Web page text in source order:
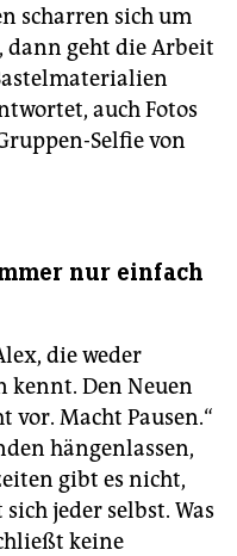
scharren sich um
dann geht die Arbeit
auch Fotos
Selfie von
nur einfach
die weder
kennt. Den Neuen
vor. Macht Pausen.“
hängenlassen,
gibt es nicht,
jeder selbst. Was
keine